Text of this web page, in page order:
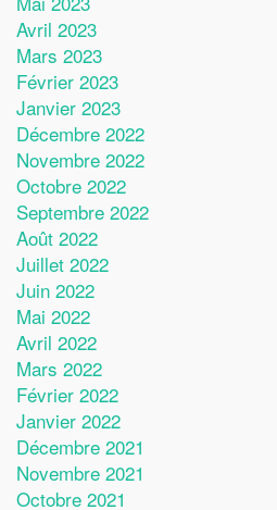
Avril 2023
Mars 2023
Février 2023
Janvier 2023
Décembre 2022
Novembre 2022
Octobre 2022
Septembre 2022
Août 2022
Juillet 2022
Juin 2022
Mai 2022
Avril 2022
Mars 2022
Février 2022
Janvier 2022
Décembre 2021
Novembre 2021
Octobre 2021